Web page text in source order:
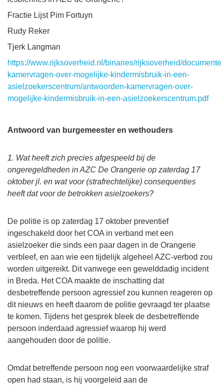
Fractie Lijst Pim Fortuyn
Rudy Reker
Tjerk Langman
https://www.rijksoverheid.nl/binaries/rijksoverheid/
kamervragen-over-mogelijke-kindermisbruik-in-een-
asielzoekerscentrum/antwoorden-kamervragen-over-
mogelijke-kindermisbruik-in-een-asielzoekerscentrum.pdf
Antwoord van burgemeester en wethouders
1. Wat heeft zich precies afgespeeld bij de
ongeregeldheden in AZC De Orangerie op zaterdag 17
oktober jl. en wat voor (strafrechtelijke) consequenties
heeft dat voor de betrokken asielzoekers?
De politie is op zaterdag 17 oktober preventief
ingeschakeld door het COA in verband met een
asielzoeker die sinds een paar dagen in de Orangerie
verbleef, en aan wie een tijdelijk algeheel AZC-verbod zou
worden uitgereikt. Dit vanwege een gewelddadig incident
in Breda. Het COA maakte de inschatting dat
desbetreffende persoon agressief zou kunnen reageren op
dit nieuws en heeft daarom de politie gevraagd ter plaatse
te komen. Tijdens het gesprek bleek de desbetreffende
persoon inderdaad agressief waarop hij werd
aangehouden door de politie.
Omdat betreffende persoon nog een voorwaardelijke straf
open had staan, is hij voorgeleid aan de